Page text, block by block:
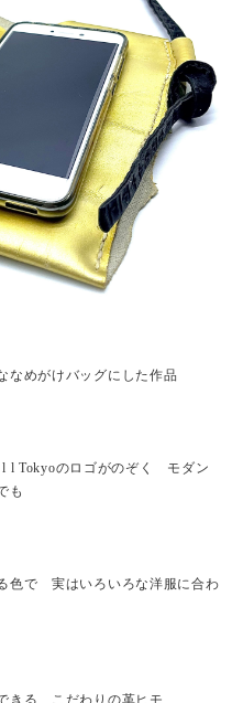
めがけバッグにした作品
l Tokyoのロゴがのぞく モダン
も
色で 実はいろいろな洋服に合わ
きる こだわりの革ヒモ